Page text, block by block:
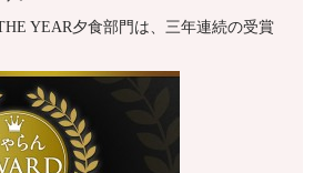
YEAR夕食部門は、三年連続の受賞